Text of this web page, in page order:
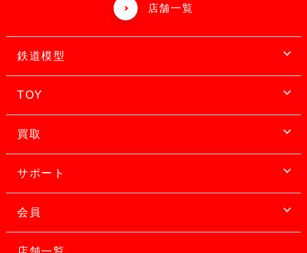
店舗一覧
鉄道模型
TOY
買取
サポート
会員